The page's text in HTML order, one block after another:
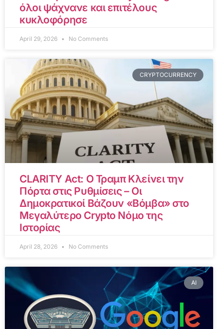
όλοι ψάχνανε και επιτέλους
κυκλοφόρησε
April 29, 2026 No Comments
CRYPTOCURRENCY
CLARITY Act: Ο Τραμπ Κλείνει την
Πόρτα στις Ρυθμίσεις – Οι
Δημοκρατικοί Βάζουν «Βόμβα» στο
Μεγαλύτερο Crypto Νόμο της
Ιστορίας
April 28, 2026 No Comments
AI